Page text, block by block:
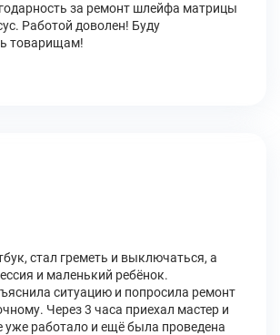
за ремонт шлейфа матрицы
Работой доволен! Буду
товарищам!
стал греметь и выключаться, а
и маленький ребёнок.
ситуацию и попросила ремонт
Через 3 часа приехал мастер и
уже работало и ещё была проведена